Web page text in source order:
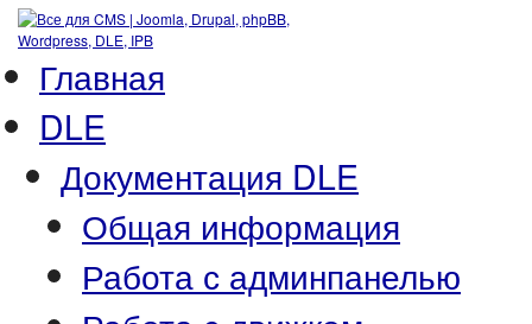
Главная
DLE
Документация DLE
Общая информация
Работа с админпанелью